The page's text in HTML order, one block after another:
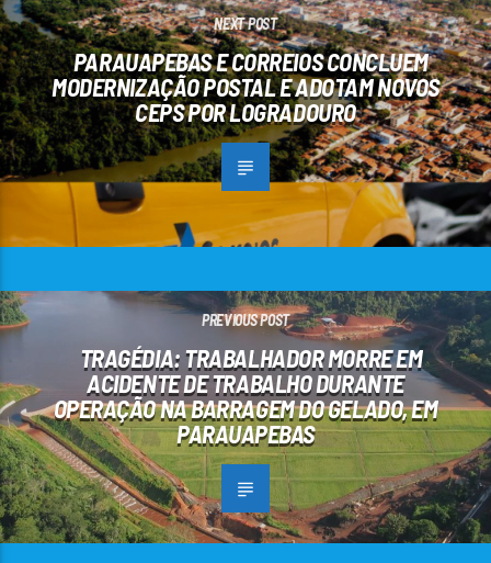
NEXT POST
PARAUAPEBAS E CORREIOS CONCLUEM
MODERNIZAÇÃO POSTAL E ADOTAM NOVOS
CEPS POR LOGRADOURO
PREVIOUS POST
TRAGÉDIA: TRABALHADOR MORRE EM
ACIDENTE DE TRABALHO DURANTE
OPERAÇÃO NA BARRAGEM DO GELADO, EM
PARAUAPEBAS